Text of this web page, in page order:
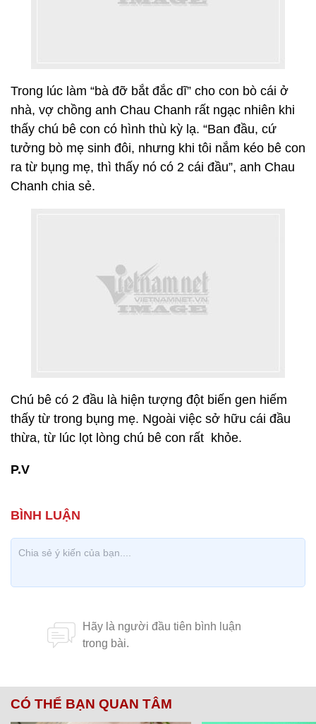
Trong lúc làm “bà đỡ bắt đắc dĩ” cho con bò cái ở
nhà, vợ chồng anh Chau Chanh rất ngạc nhiên khi
thấy chú bê con có hình thù kỳ lạ. “Ban đầu, cứ
tưởng bò mẹ sinh đôi, nhưng khi tôi nắm kéo bê con
ra từ bụng mẹ, thì thấy nó có 2 cái đầu”, anh Chau
Chanh chia sẻ.
Chú bê có 2 đầu là hiện tượng đột biến gen hiếm
thấy từ trong bụng mẹ. Ngoài việc sở hữu cái đầu
thừa, từ lúc lọt lòng chú bê con rất khỏe.
P.V
CÓ THỂ BẠN QUAN TÂM